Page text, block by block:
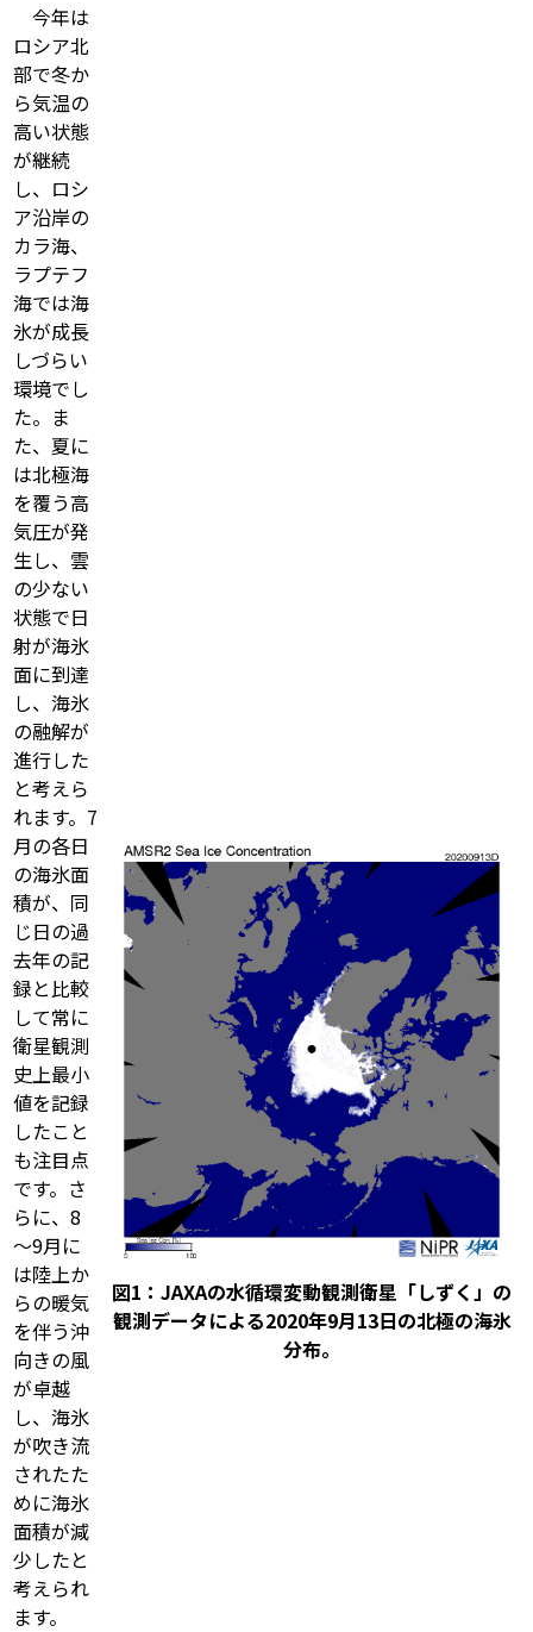
今年は
ロシア北
部で冬か
ら気温の
高い状態
が継続
し、ロシ
ア沿岸の
カラ海、
ラプテフ
海では海
氷が成長
しづらい
環境でし
た。ま
た、夏に
は北極海
を覆う高
気圧が発
生し、雲
の少ない
状態で日
射が海氷
面に到達
し、海氷
の融解が
進行した
と考えら
れます。7
月の各日
の海氷面
積が、同
じ日の過
去年の記
録と比較
して常に
衛星観測
史上最小
値を記録
したこと
も注目点
です。さ
らに、8
～9月に
は陸上か
らの暖気
を伴う沖
向きの風
が卓越
し、海氷
が吹き流
されたた
めに海氷
面積が減
少したと
考えられ
ます。
図1：JAXAの水循環変動観測衛星「しずく」の
観測データによる2020年9月13日の北極の海氷
分布。